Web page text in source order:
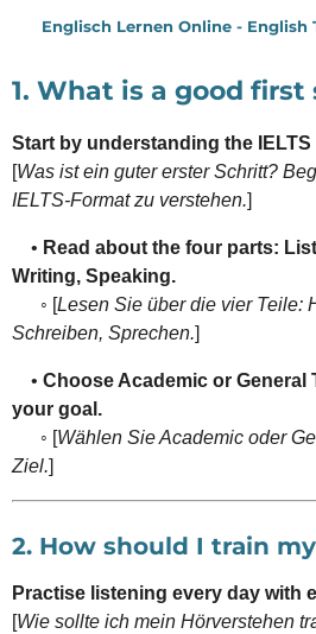
Zum
springen
Englisch Lernen Online - English
1. What is a good first
Start by understanding the IELTS
[Was ist ein guter erster Schritt?
IELTS-Format zu verstehen.]
• Read about the four parts:
Writing, Speaking.
◦ [Lesen Sie über die vier Teile:
Schreiben, Sprechen.]
• Choose Academic or General
your goal.
◦ [Wählen Sie Academic oder
Ziel.]
2. How should I train
Practise listening every day with
[Wie sollte ich mein Hörverstehen